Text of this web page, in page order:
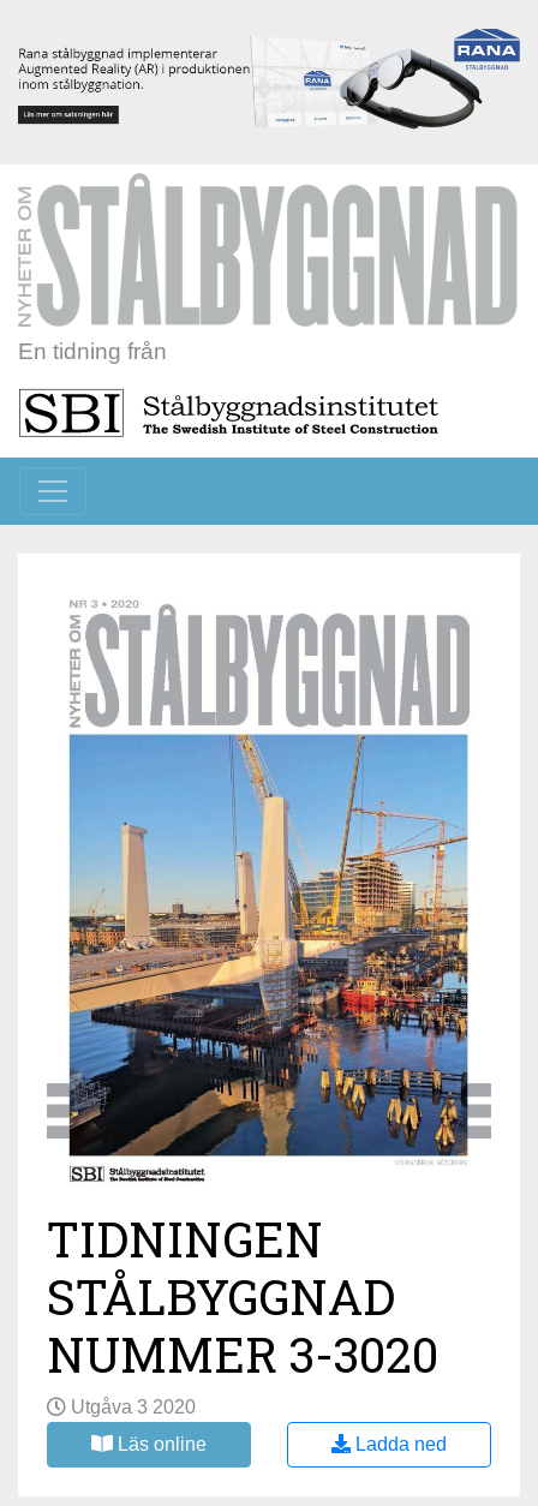
En tidning från
Toggle navigation
TIDNINGEN
STÅLBYGGNAD
NUMMER 3-3020
Utgåva 3 2020
Läs online
Ladda ned